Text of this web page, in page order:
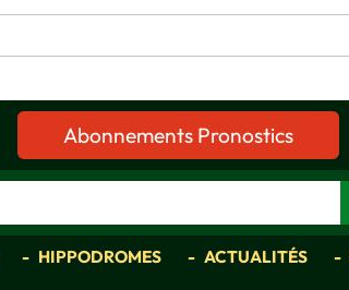
Abonnements Pronostics
HIPPODROMES ACTUALITÉS